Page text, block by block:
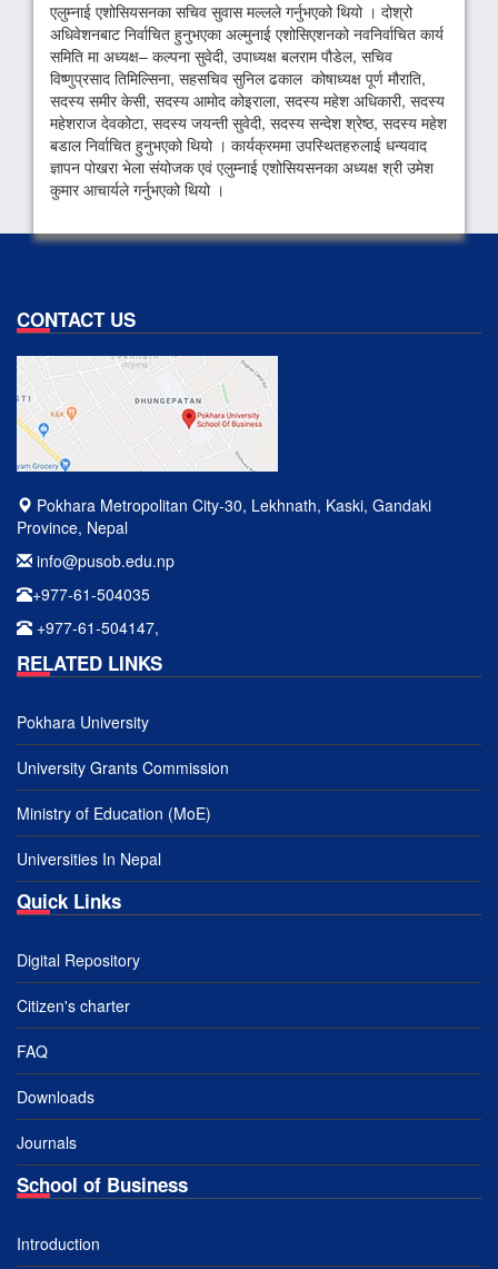
एलुम्नाई एशोसियसनका सचिव सुवास मल्लले गर्नुभएको थियो । दोश्रो
अधिवेशनबाट निर्वाचित हुनुभएका अल्मुनाई एशोसिएशनको नवनिर्वाचित कार्य
समिति मा अध्यक्ष– कल्पना सुवेदी, उपाध्यक्ष बलराम पौडेल, सचिव
विष्णुप्रसाद तिमिल्सिना, सहसचिव सुनिल ढकाल कोषाध्यक्ष पूर्ण मौराति,
सदस्य समीर केसी, सदस्य आमोद कोइराला, सदस्य महेश अधिकारी, सदस्य
महेशराज देवकोटा, सदस्य जयन्ती सुवेदी, सदस्य सन्देश श्रेष्ठ, सदस्य महेश
बडाल निर्वाचित हुनुभएको थियो । कार्यक्रममा उपस्थितहरुलाई धन्यवाद
ज्ञापन पोखरा भेला संयोजक एवं एलुम्नाई एशोसियसनका अध्यक्ष श्री उमेश
कुमार आचार्यले गर्नुभएको थियो ।
CONTACT US
Pokhara Metropolitan City-30, Lekhnath, Kaski, Gandaki
Province, Nepal
info@pusob.edu.np
+977-61-504035
+977-61-504147,
RELATED LINKS
Pokhara University
University Grants Commission
Ministry of Education (MoE)
Universities In Nepal
Quick Links
Digital Repository
Citizen's charter
FAQ
Downloads
Journals
School of Business
Introduction